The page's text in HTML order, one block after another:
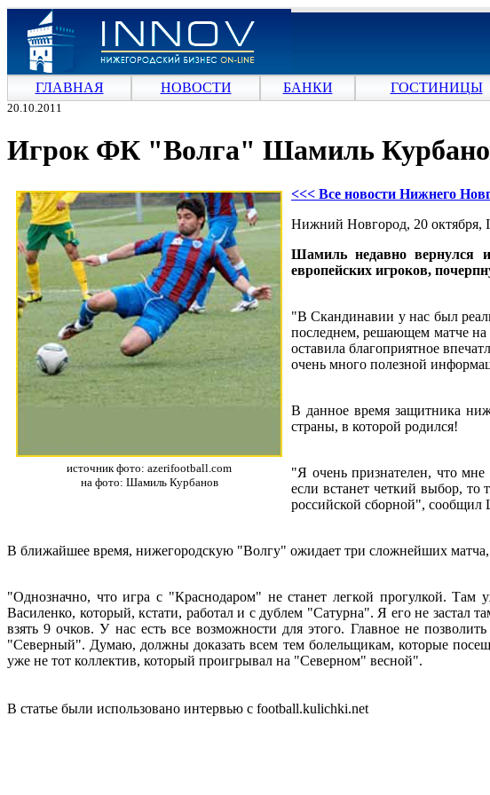
ГЛАВНАЯ НОВОСТИ БАНКИ ГОСТИНИЦЫ
20.10.2011
Игрок ФК "Волга" Шамиль Курбанов
<<< Все новости Нижнего
источник фото: azerifootball.com
на фото: Шамиль Курбанов
Нижний Новгород, 20 октября,
Шамиль недавно вернулся
европейских игроков,
"В Скандинавии у нас был
последнем, решающем матче на
оставила благоприятное
очень много полезной
В данное время защитника
страны, в которой родился!
"Я очень признателен, что
если встанет четкий выбор,
российской сборной",
В ближайшее время, нижегородскую "Волгу" ожидает три сложнейших
"Однозначно, что игра с "Краснодаром" не станет легкой прогулкой.
Василенко, который, кстати, работал и с дублем "Сатурна". Я его не
взять 9 очков. У нас есть все возможности для этого. Главное не
"Северный". Думаю, должны доказать всем тем болельщикам, которые
уже не тот коллектив, который проигрывал на "Северном" весной".
В статье были использовано интервью с football.kulichki.net